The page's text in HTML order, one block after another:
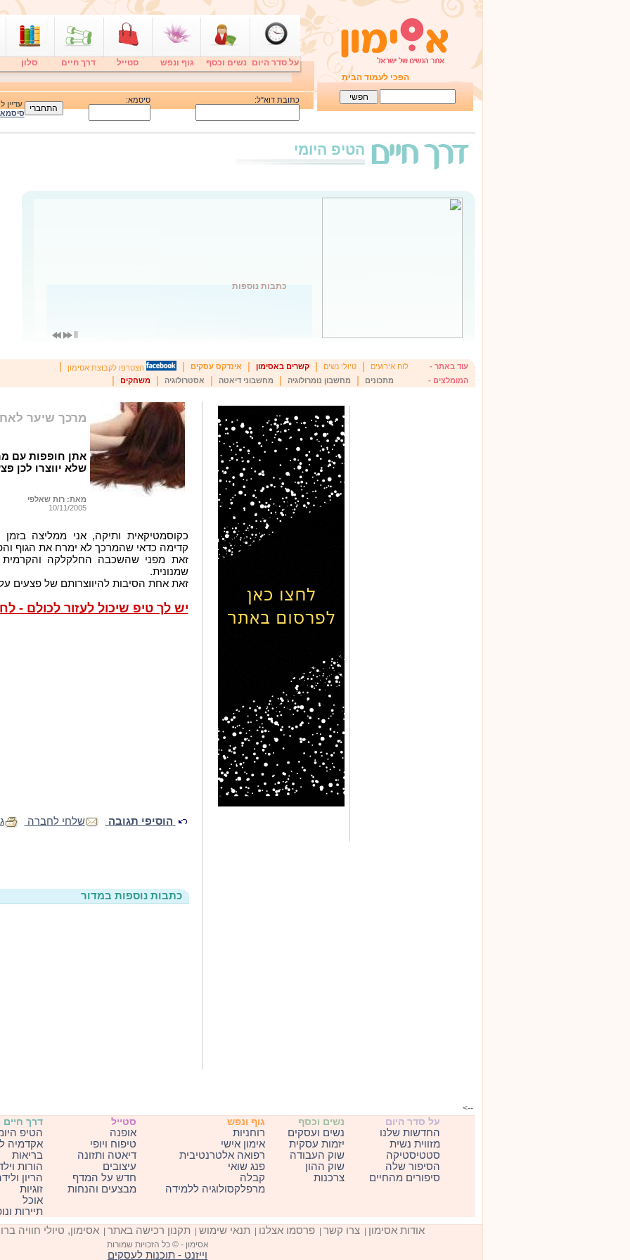
הפכי לעמוד הבית
על סדר היום נשים וכסף גוף ונפש סטייל דרך חיים סלון
כתובת דוא"ל: סיסמא:
הטיפ היומי
כתבות נוספות
עוד באתר - לוח אירועים |טיולי נשים |קשרים באסימון אינדקס עסקים הצטרפו לקבוצת אסימון
המומלצים - מתכונים מחשבון נומרולוגיה מחשבוני דיאטה אסטרולוגיה |משחקים
מרכך שיער
אתן חופפות עם
שלא יווצרו לכן
מאת: רות שאלפי
10/11/2005
כקוסמטיקאית ותיקה, אני ממליצה
קדימה כדאי שהמרכך לא ימרח את הגוף
זאת מפני שהשכבה החלקלקה
שמנונית.
זאת אחת הסיבות להיווצרותם של פצעים
יש לך טיפ שיכול לעזור לכולם -
הוסיפי תגובה שלחי לחברה
כתבות נוספות במדור
-->
על סדר היום
החדשות שלנו
מזווית נשית
סטטיסטיקה
הסיפור שלה
סיפורים מהחיים
נשים וכסף
נשים ועסקים
יזמות עסקית
שוק העבודה
שוק ההון
צרכנות
גוף ונפש
רוחניות
אימון אישי
רפואה אלטרנטיבית
פנג שואי
קבלה
מרפלקסולוגיה ללמידה
סטייל
אופנה
טיפוח ויופי
דיאטה ותזונה
עיצובים
חדש על המדף
מבצעים והנחות
דרך חיים
הטיפ
אקדמיה
בריאות
הורות
הריון
זוגיות
אוכל
תיירות
אודות אסימון |צרו קשר |פרסמו אצלנו תנאי שימוש תקנון רכישה באתר |אסימון, טיולי חוויה
אסימון - © כל הזכויות שמורות
וייזנט - תוכנות לעסקים